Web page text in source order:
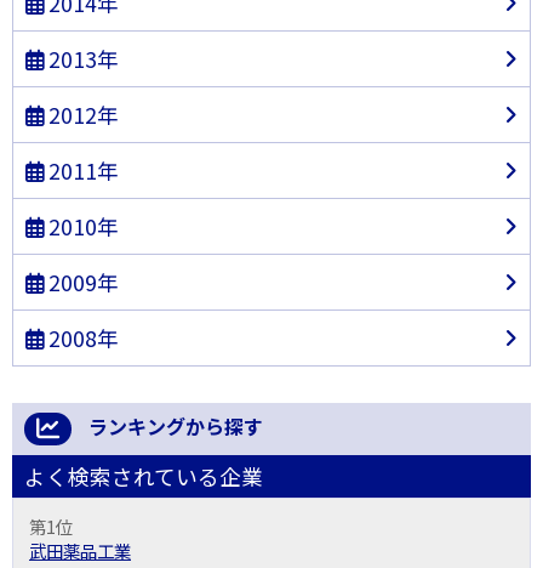
2013年
2012年
2011年
2010年
2009年
2008年
ランキングから探す
よく検索されている企業
第1位
武田薬品工業